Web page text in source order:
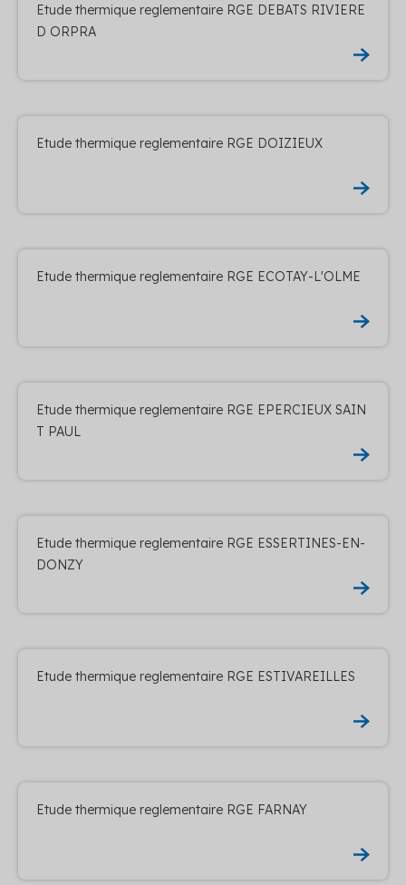
Etude thermique reglementaire RGE DEBATS RIVIERE
D ORPRA
Etude thermique reglementaire RGE DOIZIEUX
Etude thermique reglementaire RGE ECOTAY-L'OLME
Etude thermique reglementaire RGE EPERCIEUX SAIN
T PAUL
Etude thermique reglementaire RGE ESSERTINES-EN-
DONZY
Etude thermique reglementaire RGE ESTIVAREILLES
Etude thermique reglementaire RGE FARNAY